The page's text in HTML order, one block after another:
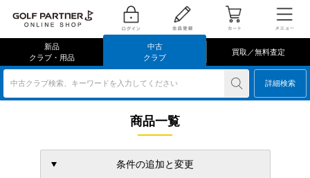
新品
クラブ・用品
中古
クラブ
買取／無料査定
中古クラブ検索、キーワードを入力してください 詳細検索
商品一覧
条件の追加と変更